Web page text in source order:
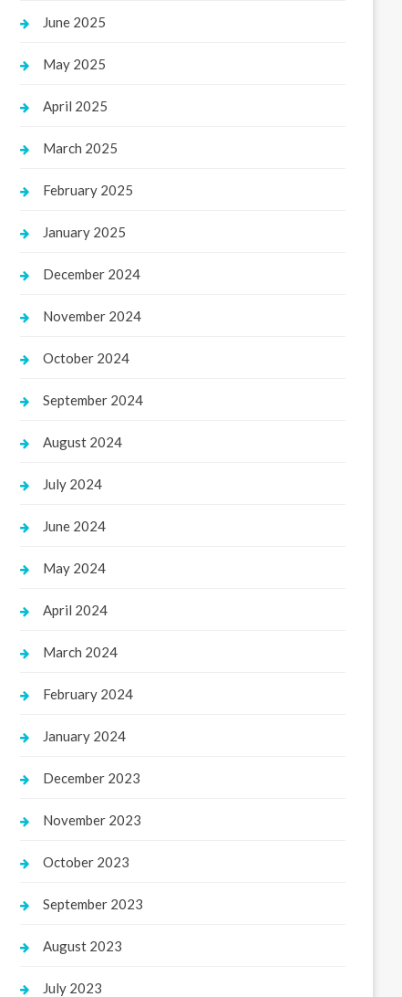
June 2025
May 2025
April 2025
March 2025
February 2025
January 2025
December 2024
November 2024
October 2024
September 2024
August 2024
July 2024
June 2024
May 2024
April 2024
March 2024
February 2024
January 2024
December 2023
November 2023
October 2023
September 2023
August 2023
July 2023